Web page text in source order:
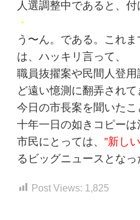
人選調整中であると、付
・
う〜ん。である。これ
は、ハッキリ言って、
職員抜擢案や民間人登
ど遠い憶測に翻弄されて
今日の市長案を聞いたこ
十年一日の如きコピーは
市民にとっては、”新し
るビッグニュースとなっ
Post Views: 1,825